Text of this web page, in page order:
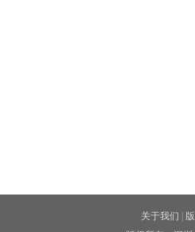
关于我们